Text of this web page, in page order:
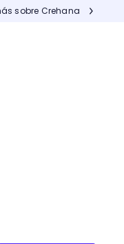
sobre Crehana